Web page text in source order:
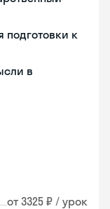
подготовки к
в
от 3325 ₽ / урок